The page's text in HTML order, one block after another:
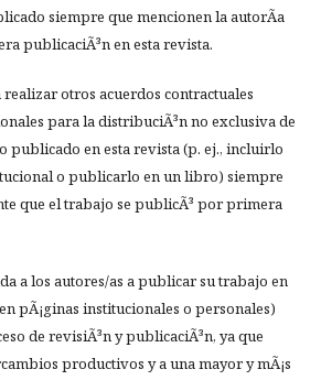
siempre que mencionen la autorÃ­a
publicaciÃ³n en esta revista.
otros acuerdos contractuales
para la distribuciÃ³n no exclusiva de
publicado en esta revista (p. ej., incluirlo
o publicarlo en un libro) siempre
que el trabajo se publicÃ³ por primera
a los autores/as a publicar su trabajo en
pÃ¡ginas institucionales o personales)
de revisiÃ³n y publicaciÃ³n, ya que
productivos y a una mayor y mÃ¡s